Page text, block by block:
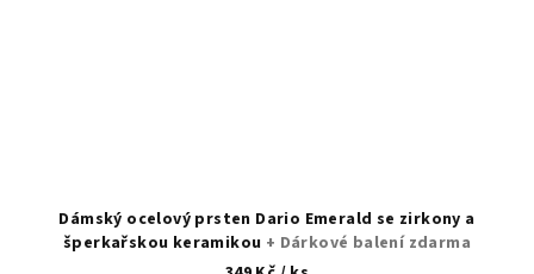
Dámský ocelový prsten Dario Emerald se zirkony a
šperkařskou keramikou + Dárkové balení zdarma